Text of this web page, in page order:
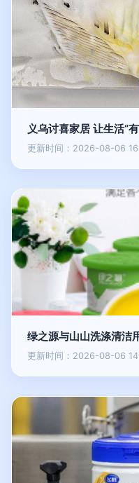
义乌讨喜家居 让生活“
更新时间：2026-08-06
绿之源与山山洗涤清洁
更新时间：2026-08-06